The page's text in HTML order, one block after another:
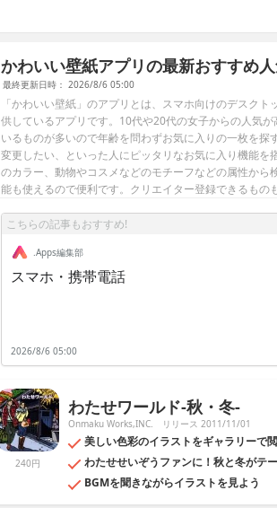
かわいい壁紙アプリの最新おすすめ
最終更新日時： 2026/8/6 05:00
「かわいい壁紙」のアプリとは、スマホ向けのデスク
供しているアプリです。10代や20代の女子からの人気
いるものが多いので年齢を問わずお気に入りの一枚を
変更したい、といった人にピッタリなお気に入り機能
のカラー、動物やコスメなどのモチーフなどの属性か
能も使えるので便利です。クリエイター登録できるもの
こちらの記事もおすすめ!
.Apps編集部
スマホ・携帯電話
2026/8/6 05:00
240円
わたせワールド-秋・冬-
Onmaku Works,INC. リリース 2011/11/01
美しい色彩のイラストをギャラリーで
わたせせいぞうファンに！秋と冬がテ
BGMを聞きながらイラストを見よう